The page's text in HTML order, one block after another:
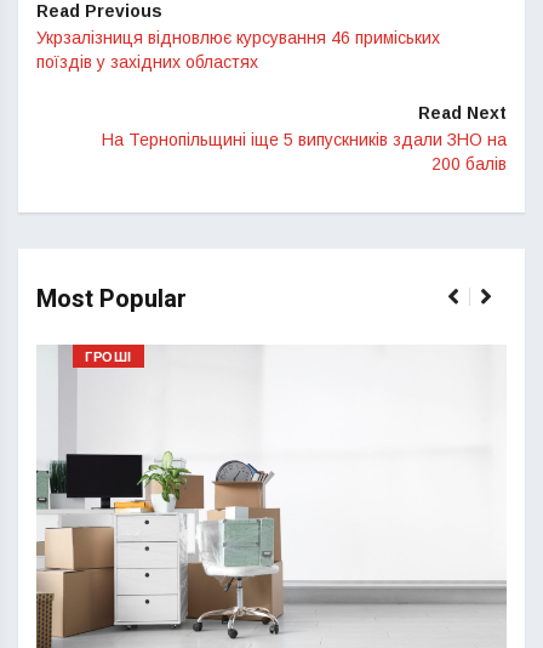
Read Previous
Укрзалізниця відновлює курсування 46 приміських
поїздів у західних областях
Read Next
На Тернопільщині іще 5 випускників здали ЗНО на
200 балів
Most Popular
ГРОШІ